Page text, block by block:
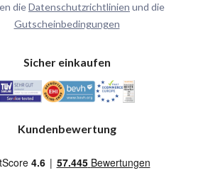
dieDatenschutzrichtlinien und die
Gutscheinbedingungen
Sicher einkaufen
Kundenbewertung